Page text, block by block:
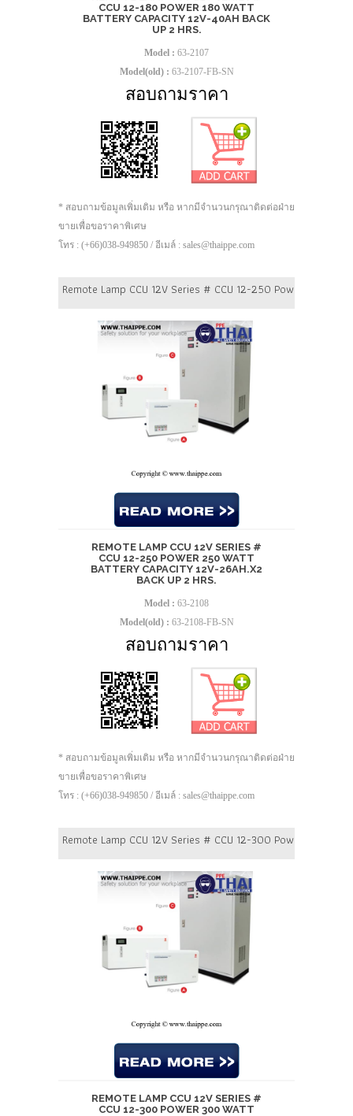
CCU 12-180 POWER 180 WATT
BATTERY CAPACITY 12V-40AH BACK
UP 2 HRS.
Model : 63-2107
Model(old) : 63-2107-FB-SN
สอบถามราคา
* สอบถามข้อมูลเพิ่มเติม หรือ หากมีจำนวนกรุณาติดต่อฝ่าย
ขายเพื่อขอราคาพิเศษ
โทร : (+66)038-949850 / อีเมล์ : sales@thaippe.com
Remote Lamp CCU 12V Series # CCU 12-250 Power 250
REMOTE LAMP CCU 12V SERIES #
CCU 12-250 POWER 250 WATT
BATTERY CAPACITY 12V-26AH.X2
BACK UP 2 HRS.
Model : 63-2108
Model(old) : 63-2108-FB-SN
สอบถามราคา
* สอบถามข้อมูลเพิ่มเติม หรือ หากมีจำนวนกรุณาติดต่อฝ่าย
ขายเพื่อขอราคาพิเศษ
โทร : (+66)038-949850 / อีเมล์ : sales@thaippe.com
Remote Lamp CCU 12V Series # CCU 12-300 Power 300
REMOTE LAMP CCU 12V SERIES #
CCU 12-300 POWER 300 WATT